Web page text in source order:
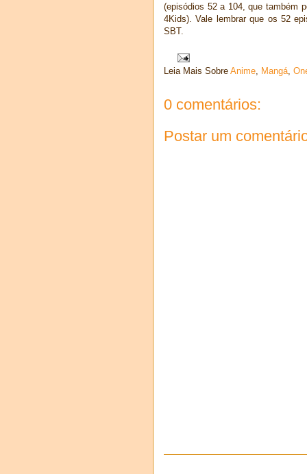
(episódios 52 a 104, que também
4Kids). Vale lembrar que os 52
SBT.
Leia Mais Sobre Anime, Mangá,
0 comentários:
Postar um